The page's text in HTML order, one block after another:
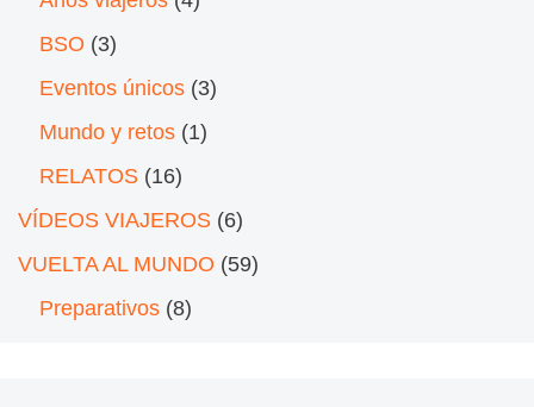
BSO (3)
Eventos únicos (3)
Mundo y retos (1)
RELATOS (16)
VÍDEOS VIAJEROS (6)
VUELTA AL MUNDO (59)
Preparativos (8)